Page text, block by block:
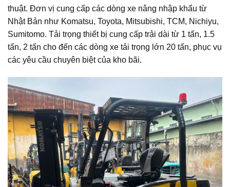
thuật. Đơn vị cung cấp các dòng xe nâng nhập khẩu từ
Nhật Bản như Komatsu, Toyota, Mitsubishi, TCM, Nichiyu,
Sumitomo. Tải trọng thiết bị cung cấp trải dài từ 1 tấn, 1.5
tấn, 2 tấn cho đến các dòng xe tải trọng lớn 20 tấn, phục vụ
các yêu cầu chuyên biệt của kho bãi.